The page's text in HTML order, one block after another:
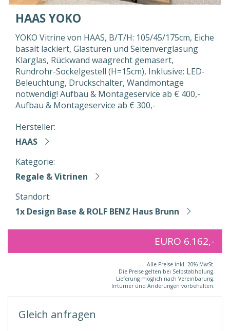
HAAS YOKO
YOKO Vitrine von HAAS, B/T/H: 105/45/175cm, Eiche
basalt lackiert, Glastüren und Seitenverglasung
Klarglas, Rückwand waagrecht gemasert,
Rundrohr-Sockelgestell (H=15cm), Inklusive: LED-
Beleuchtung, Druckschalter, Wandmontage
notwendig! Aufbau & Montageservice ab € 400,-
Aufbau & Montageservice ab € 300,-
Hersteller:
HAAS
Kategorie:
Regale & Vitrinen
Standort:
1x Design Base & ROLF BENZ Haus Brunn
EURO 6.162,-
Alle Preise inkl. 20% MwSt.
Die Preise gelten bei Selbstabholung.
Lieferung möglich nach Vereinbarung.
Irrtümer und Änderungen vorbehalten.
Gleich anfragen